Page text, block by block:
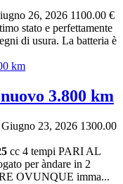
26, 2026 1100.00 €
stato e perfettamente
di usura. La batteria è
3.800 km
Giugno 23, 2026 1300.00
cc 4 tempi PARI AL
per àndare in 2
OVUNQUE imma...